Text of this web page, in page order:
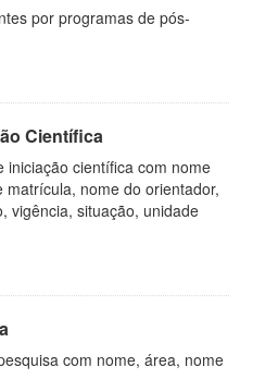
por programas de pós-
Científica
iniciação científica com nome
nome do orientador,
vigência, situação, unidade
com nome, área, nome